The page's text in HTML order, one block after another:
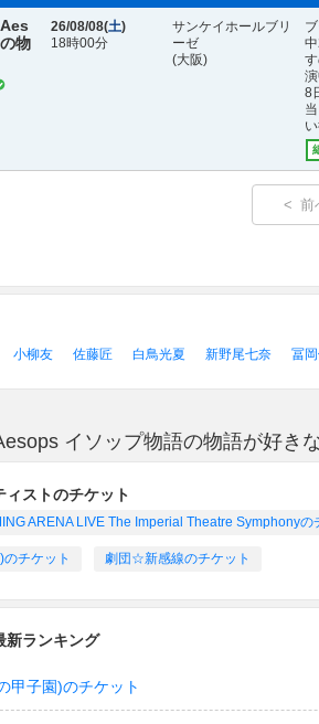
物
26/08/08(土)
18時00分
サンケイホールブリ
ーゼ
(大阪)
8
< 前
小柳友 佐藤匠 白鳥光夏 新野尾七奈 冨
イソップ物語の物語が好き
ストのチケット
ARENA LIVE The Imperial Theatre Symphonyの
チケット 劇団☆新感線のチケット
新ランキング
甲子園)のチケット